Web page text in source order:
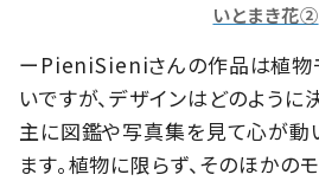
いとまき花②
ーPieniSieniさんの作品は植物
いですが、デザインはどのように
主に図鑑や写真集を見て心が動
ます。植物に限らず、そのほかの